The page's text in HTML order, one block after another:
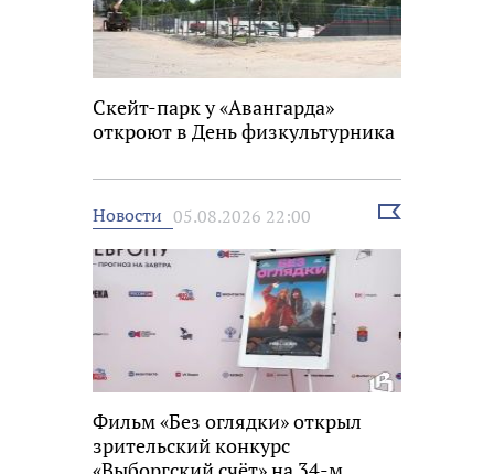
Скейт-парк у «Авангарда»
откроют в День физкультурника
Новости 05.08.2026 22:00
Выбрать
Фильм «Без оглядки» открыл
зрительский конкурс